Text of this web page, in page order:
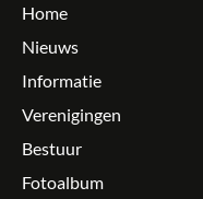
Home
Nieuws
Informatie
Verenigingen
Bestuur
Fotoalbum